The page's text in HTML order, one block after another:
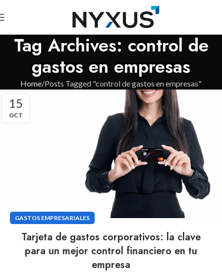
Tag Archives: control de
gastos en empresas
Home Posts Tagged "control de gastos en empresas"
15
OCT
GASTOS EMPRESARIALES
Tarjeta de gastos corporativos: la clave
para un mejor control financiero en tu
empresa